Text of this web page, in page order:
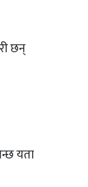
छन्
यता